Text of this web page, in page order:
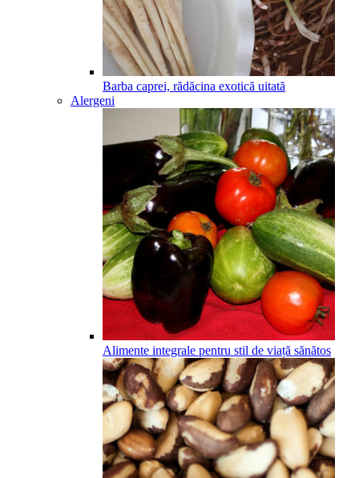
Barba caprei, rădăcina exotică uitată
Alergeni
Alimente integrale pentru stil de viață sănătos